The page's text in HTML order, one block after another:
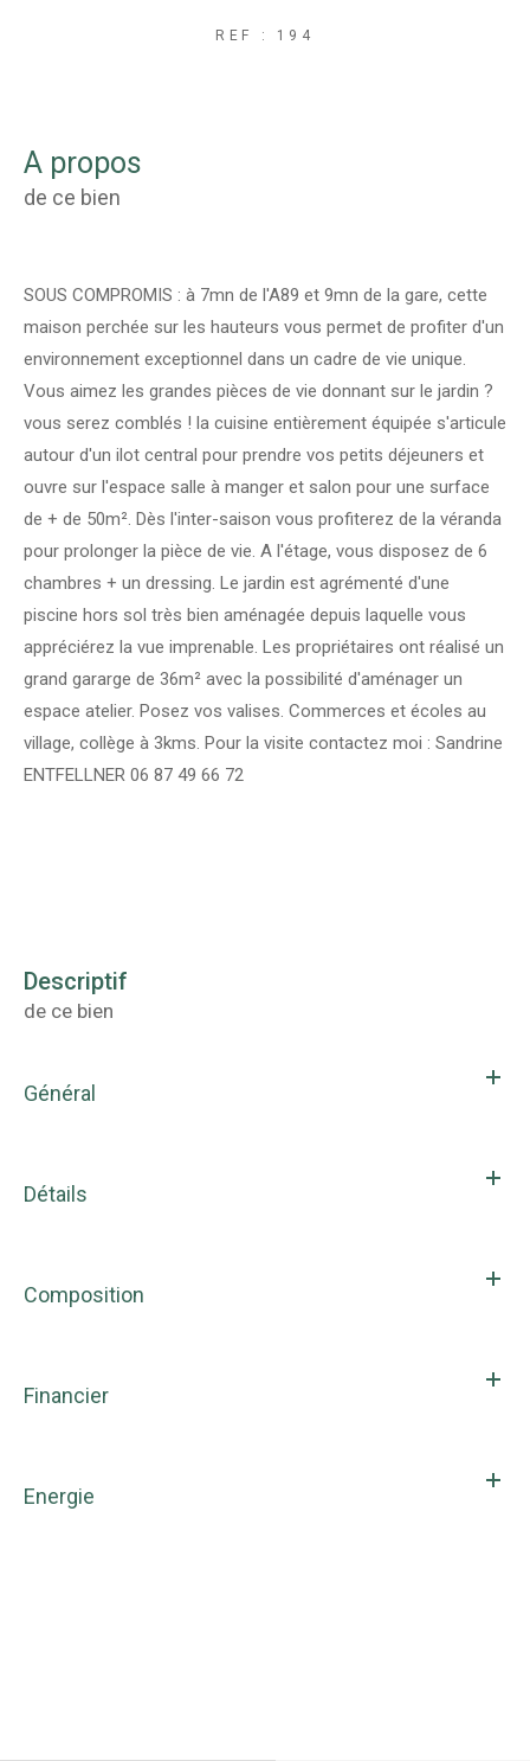
REF : 194
a propos
de ce bien
SOUS COMPROMIS : à 7mn de l'A89 et 9mn de la gare, cette
maison perchée sur les hauteurs vous permet de profiter d'un
environnement exceptionnel dans un cadre de vie unique.
Vous aimez les grandes pièces de vie donnant sur le jardin ?
vous serez comblés ! la cuisine entièrement équipée s'articule
autour d'un ilot central pour prendre vos petits déjeuners et
ouvre sur l'espace salle à manger et salon pour une surface
de + de 50m². Dès l'inter-saison vous profiterez de la véranda
pour prolonger la pièce de vie. A l'étage, vous disposez de 6
chambres + un dressing. Le jardin est agrémenté d'une
piscine hors sol très bien aménagée depuis laquelle vous
appréciérez la vue imprenable. Les propriétaires ont réalisé un
grand gararge de 36m² avec la possibilité d'aménager un
espace atelier. Posez vos valises. Commerces et écoles au
village, collège à 3kms. Pour la visite contactez moi : Sandrine
ENTFELLNER 06 87 49 66 72
descriptif
de ce bien
Général
Détails
Composition
Financier
Energie